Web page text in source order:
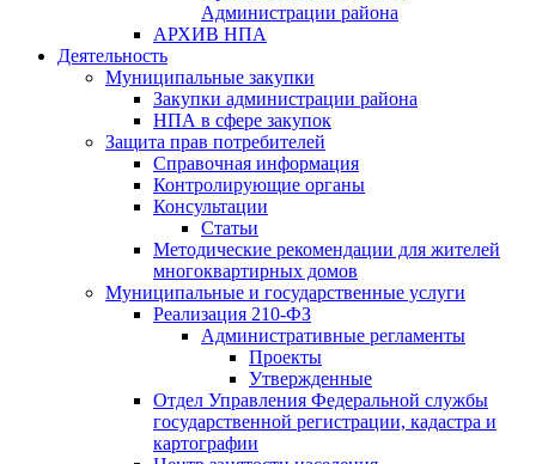
Администрации района
АРХИВ НПА
Деятельность
Муниципальные закупки
Закупки администрации района
НПА в сфере закупок
Защита прав потребителей
Справочная информация
Контролирующие органы
Консультации
Статьи
Методические рекомендации для жителей
многоквартирных домов
Муниципальные и государственные услуги
Реализация 210-ФЗ
Административные регламенты
Проекты
Утвержденные
Отдел Управления Федеральной службы
государственной регистрации, кадастра и
картографии